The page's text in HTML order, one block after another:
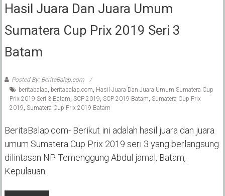
Hasil Juara Dan Juara Umum
Sumatera Cup Prix 2019 Seri 3
Batam
Posted By: BeritaBalap.com
beritabalap, beritabalap.com, Hasil Juara Dan Juara Umum Sumatera Cup
Prix 2019 Seri 3 Batam, SCP 2019, SCP 2019 Batam, Sumatera Cup Prix
2019, Sumatera Cup Prix 2019 Batam
BeritaBalap.com- Berikut ini adalah hasil juara dan juara
umum Sumatera Cup Prix 2019 seri 3 yang berlangsung
dilintasan NP Temenggung Abdul jamal, Batam,
Kepulauan